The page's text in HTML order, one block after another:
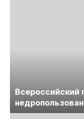
Всероссийский